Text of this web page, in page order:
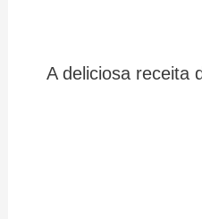
A deliciosa receita